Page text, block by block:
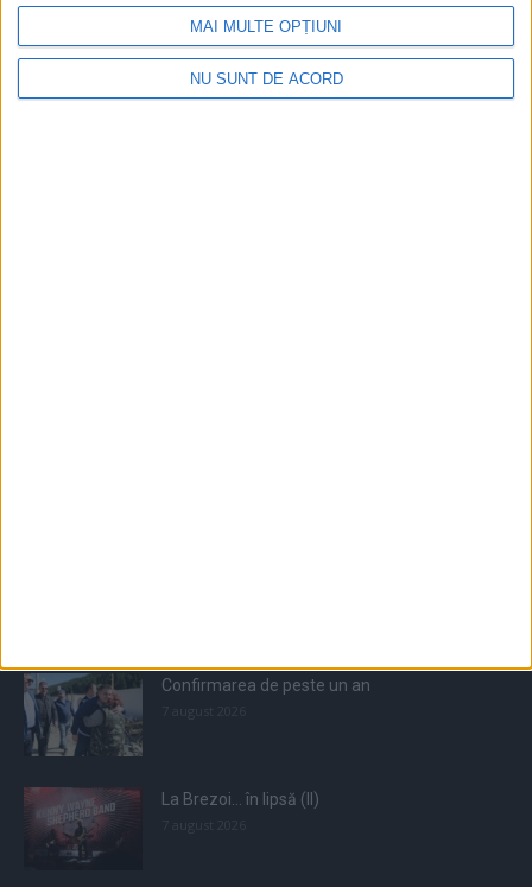
MAI MULTE OPȚIUNI
NU SUNT DE ACORD
Confirmarea de peste un an
La Brezoi… în lipsă (II)